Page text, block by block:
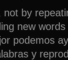
by
new
podemos
y